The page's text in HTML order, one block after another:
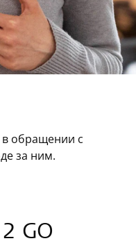
обращении с
за ним.
GO